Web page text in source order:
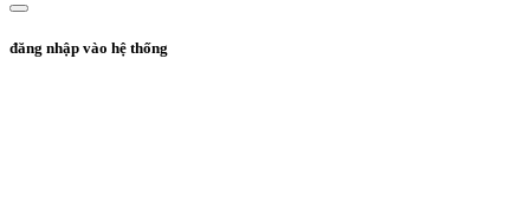
đăng nhập vào hệ thống